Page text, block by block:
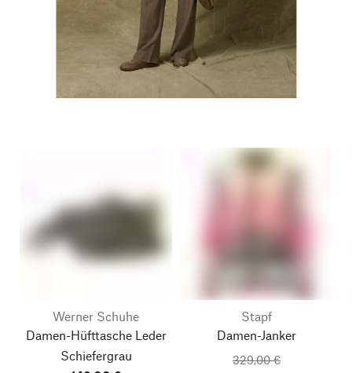
Werner Schuhe
Damen-Hüfttasche Leder
Schiefergrau
Stapf
Damen-Janker
329,00 €